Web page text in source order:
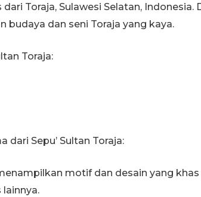
dari Toraja, Sulawesi Selatan,
budaya dan seni Toraja yang kaya.
Toraja:
Sepu’ Sultan Toraja:
menampilkan motif dan desain yang